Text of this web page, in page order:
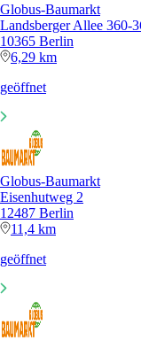
Globus-Baumarkt
Landsberger Allee 360-
10365 Berlin
6,29 km
geöffnet
Globus-Baumarkt
Eisenhutweg 2
12487 Berlin
11,4 km
geöffnet